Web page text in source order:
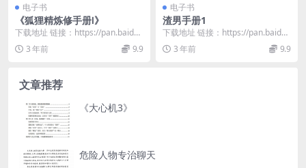
电子书
《狐狸精炼修手册Ⅰ》
下载地址 链接：https://pan.baidu.
com/s/1bTWlJYi...
3 年前 9.9
电子书
渣男手册1
下载地址 链接：https://pan.baidu.
com/s/18FAl5ET...
3 年前 9.9
文章推荐
《大心机3》
危险人物专治聊天